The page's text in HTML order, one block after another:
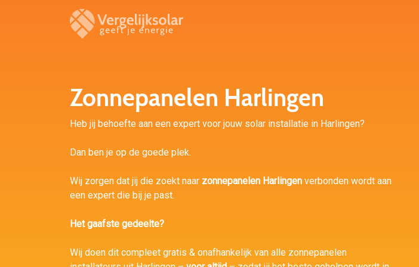
Zonnepanelen Harlingen
Heb jij behoefte aan een expert voor jouw solar installatie in Harlingen?
Dan ben je op de goede plek.
Wij zorgen dat jij die zoekt naar zonnepanelen Harlingen verbonden wordt aan
een expert die bij je past.
Het gaafste gedeelte?
Wij doen dit compleet gratis & onafhankelijk van alle zonnepanelen